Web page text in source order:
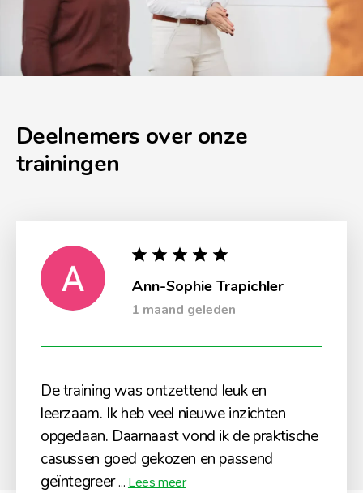
Deelnemers over onze
trainingen
Ann-Sophie Trapichler
1 maand geleden
De training was ontzettend leuk en
leerzaam. Ik heb veel nieuwe inzichten
opgedaan. Daarnaast vond ik de praktische
casussen goed gekozen en passend
geïntegreer ... Lees meer